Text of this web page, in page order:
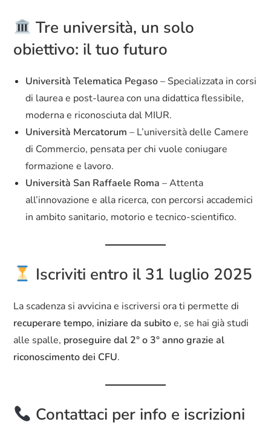
Tre università, un solo
obiettivo: il tuo futuro
Università Telematica Pegaso– Specializzata in corsi
di laurea e post-laurea con una didattica flessibile,
moderna e riconosciuta dal MIUR.
Università Mercatorum – L’università delle Camere
di Commercio, pensata per chi vuole coniugare
formazione e lavoro.
Università San Raffaele Roma – Attenta
all’innovazione e alla ricerca, con percorsi accademici
in ambito sanitario, motorio e tecnico-scientifico.
Iscriviti entro il 31 luglio 2025
La scadenza si avvicina e iscriversi ora ti permette di
recuperare tempo, iniziare da subitoe, se hai già studi
alle spalle, proseguire dal 2° o 3° anno grazie al
riconoscimento dei CFU.
Contattaci per info e iscrizioni